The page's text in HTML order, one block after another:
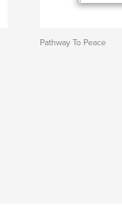
Pathway To Peace